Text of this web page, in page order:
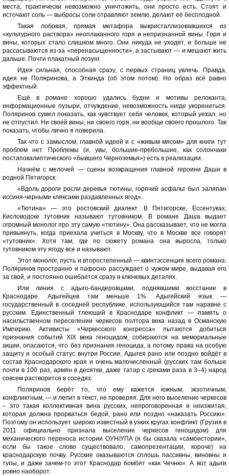
места, практически невозможно уничтожить, они просто есть. Стоят и
источают соль — выбросы соли отравляют землю, делают её бесплодной.
Такая лобовая, прямая метафора выкристаллизовавшихся из
«культурного раствора» неоплаканного горя и непризнанной вины. Горя и
вины, которых стало слишком много. Они никуда не уходят, и больше не
рассасываются из-за «перенасыщенности», а застывают — и мешают жить
дальше. Почти плакатный лозунг.
Идея сильная, способная сразу, с первых страниц увлечь. Правда,
идея не Поляринова, а Эткинда (об этом потом). Но образ всё равно
эффектный.
Ещё в романе хорошо удались будни и мотивы релоканта,
информационные пузыри, отчуждение, невозможность нигде укорениться.
Поляринов сумел показать, как чувствует себя человек, который уехал, но
не отпустил. Ни своей вины, ни своего горя, ни вообще своего прошлого. Так
показать, чтобы лично я поверила.
Так что с замыслом, главной идеей и с «живым мясом» для книги тут
проблем нет. Проблемы (и, увы, большие-пребольшие, как солончаки
постапокалиптического «бывшего Черноземья») есть в реализации.
Начнём с мелочей — сцены возвращения главной героини Даши в
родной Пятигорск:
«Вдоль дороги росли деревья тютины, горячий асфальт был заляпан
иссиня-черными кляксами раздавленных ягод».
«Тютина» — это ростовский диалект. В Пятигорске, Ессентуках,
Кисловодске тутовник называют тутовником. В романе Даша выдает
огромный монолог про эту самую «тютину». Она рассказывает, что не могла
привыкнуть, когда приехала учиться в Москву, что в Москве все говорят
«тутовник». Хотя там, где по сюжету романа она выросла, только
тутовником эту ягоду все и называют.
Этот монолог, пусть и второстепенный — квинтэссенция всего романа:
Поляринов пространно и пафосно рассуждает о чужом мире, выдавая его
за свой, и постоянно ошибается сразу в ключевых деталях.
Или линия с адыго-бандеровцами, поднявшими восстание в
Краснодаре. Адыгейцев там меньше 1%. Адыгейский язык —
государственный в соседней республике, использующийся там наравне с
русским. Единственный тлеющий в Краснодаре конфликт — память о
насильственном переселении черкесов полтора века назад в Османскую
Империю. Активисты «Черкесского конгресса» пытаются добиться
признания событий XIX века геноцидом, собираются на мемориальные
акции, опасаются, что без признания геноцида, а потому права на особую
защиту и особый статус внутри России, Адыгея рано или поздно войдёт в
состав Краснодарского края и очень малочисленный (русских там больше
почти в 100 раз, армян в десятки, даже татар с греками раза в 3–4) народ
совсем растворится в соседях.
Поляринов берёт то, что ему кажется южным, экзотичным,
конфликтным, — и лепит в текст, не проверяя. Для него выселение черкесов
– это такая коллективная вина русских, непроговоренная и неизжитая,
которая должна прорваться бедой, рано или поздно «наказать Россию».
Поэтому он использует широко известный в узких кругах конфликт (Грузия в
2011 официально признала выселение черкесов геноцидом) для
механического переноса истории ОУН/УПА (я бы сказала «самоистории»,
если бы такое слово существовало, самопрезентации, короче) на
краснодарскую почву. Русские оказываются сплошь пассивны, виновны и
тупы, и даже зачем-то этот Краснодар бомбят «как Чечню». А вот адыги
ровно наоборот: